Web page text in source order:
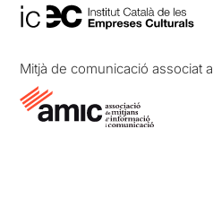
Mitjà de comunicació associat a